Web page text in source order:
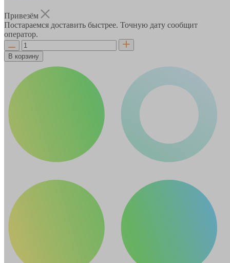
Привезём
Постараемся доставить быстрее. Точную дату сообщит
оператор.
В корзину